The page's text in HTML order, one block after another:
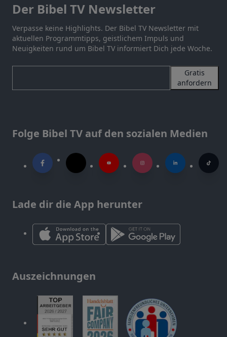
Der Bibel TV Newsletter
Verpasse keine Highlights. Der Bibel TV Newsletter mit
aktuellen Programmtipps, geistlichem Impuls und
Neuigkeiten rund um Bibel TV informiert Dich jede Woche.
Gratis
anfordern
Folge Bibel TV auf den sozialen Medien
Lade dir die App herunter
Auszeichnungen